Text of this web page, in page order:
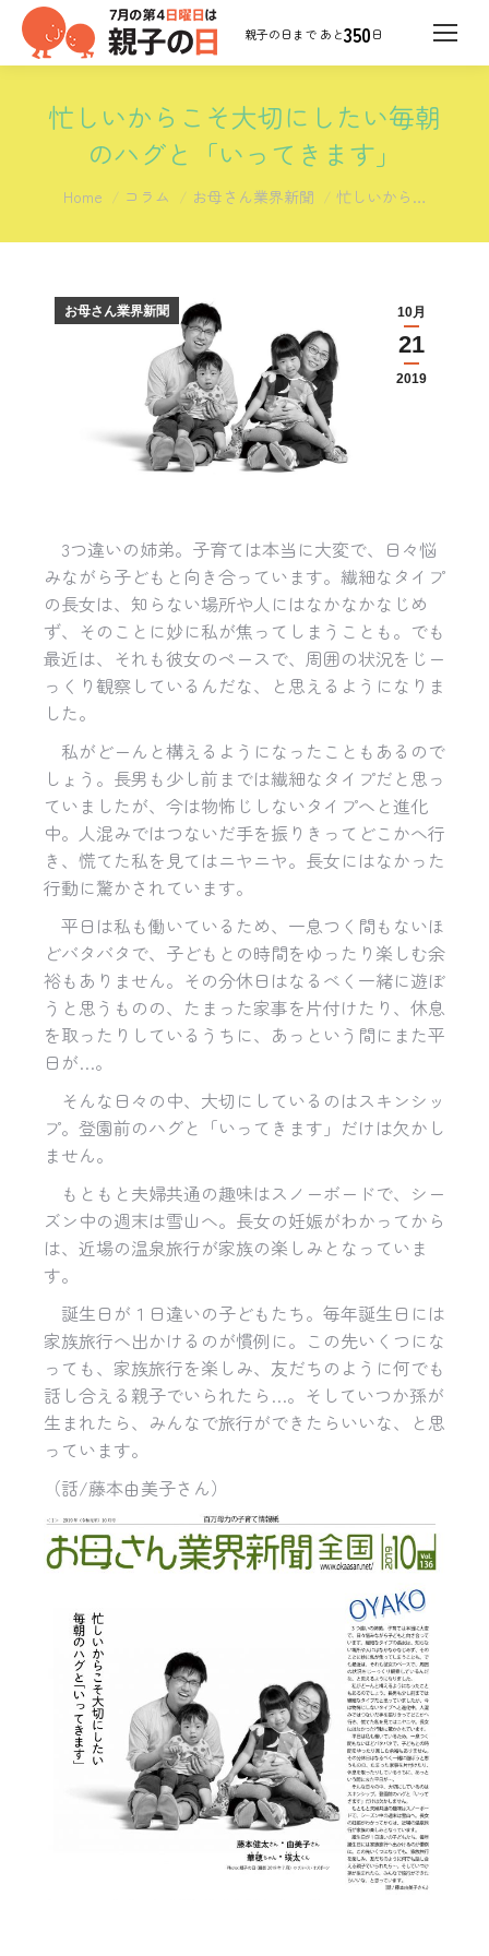
350日
忙しいからこそ大切にしたい毎朝
のハグと「いってきます」
You are here:
Home コラム お母さん業界新聞 忙しいから…
10月
21
2019
お母さん業界新聞
3つ違いの姉弟。子育ては本当に大変で、日々悩
みながら子どもと向き合っています。繊細なタイプ
の長女は、知らない場所や人にはなかなかなじめ
ず、そのことに妙に私が焦ってしまうことも。でも
最近は、それも彼女のペースで、周囲の状況をじー
っくり観察しているんだな、と思えるようになりま
した。
私がどーんと構えるようになったこともあるので
しょう。長男も少し前までは繊細なタイプだと思っ
ていましたが、今は物怖じしないタイプへと進化
中。人混みではつないだ手を振りきってどこかへ行
き、慌てた私を見てはニヤニヤ。長女にはなかった
行動に驚かされています。
平日は私も働いているため、一息つく間もないほ
どバタバタで、子どもとの時間をゆったり楽しむ余
裕もありません。その分休日はなるべく一緒に遊ぼ
うと思うものの、たまった家事を片付けたり、休息
を取ったりしているうちに、あっという間にまた平
日が…。
そんな日々の中、大切にしているのはスキンシッ
プ。登園前のハグと「いってきます」だけは欠かし
ません。
もともと夫婦共通の趣味はスノーボードで、シー
ズン中の週末は雪山へ。長女の妊娠がわかってから
は、近場の温泉旅行が家族の楽しみとなっていま
す。
誕生日が１日違いの子どもたち。毎年誕生日には
家族旅行へ出かけるのが慣例に。この先いくつにな
っても、家族旅行を楽しみ、友だちのように何でも
話し合える親子でいられたら …。そしていつか孫が
生まれたら、みんなで旅行ができたらいいな、と思
っています。
（話/藤本由美子さん）